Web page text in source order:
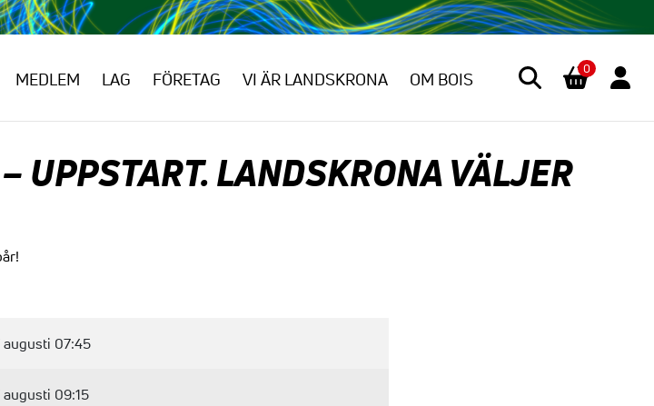
MEDLEM LAG FÖRETAG VI ÄR LANDSKRONA OM BOIS
0
UPPSTART. LANDSKRONA VÄLJER
augusti 07:45
augusti 09:15